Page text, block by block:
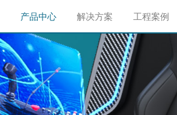
产品中心 解决方案 工程案例